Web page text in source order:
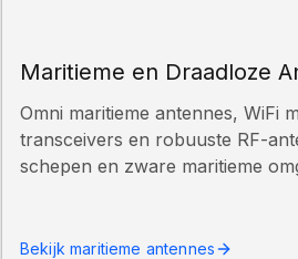
Maritieme en Draadloze
Omni maritieme antennes, WiFi
transceivers en robuuste RF-
schepen en zware maritieme
Bekijk maritieme antennes